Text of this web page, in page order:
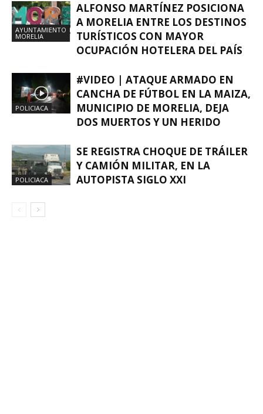
AYUNTAMIENTO
MORELIA
ALFONSO MARTÍNEZ POSICIONA
A MORELIA ENTRE LOS DESTINOS
TURÍSTICOS CON MAYOR
OCUPACIÓN HOTELERA DEL PAÍS
POLICIACA
#VIDEO | ATAQUE ARMADO EN
CANCHA DE FÚTBOL EN LA MAIZA,
MUNICIPIO DE MORELIA, DEJA
DOS MUERTOS Y UN HERIDO
POLICIACA
SE REGISTRA CHOQUE DE TRÁILER
Y CAMIÓN MILITAR, EN LA
AUTOPISTA SIGLO XXI